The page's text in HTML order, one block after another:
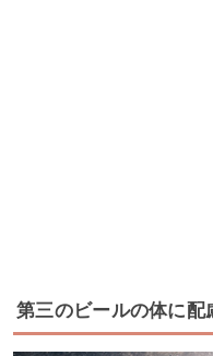
第三のビールの体に配